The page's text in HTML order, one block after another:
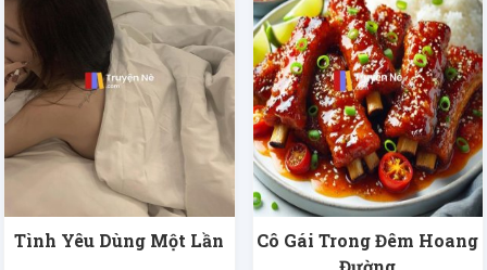
Tình Yêu Dùng Một Lần
Cô Gái Trong Đêm Hoang